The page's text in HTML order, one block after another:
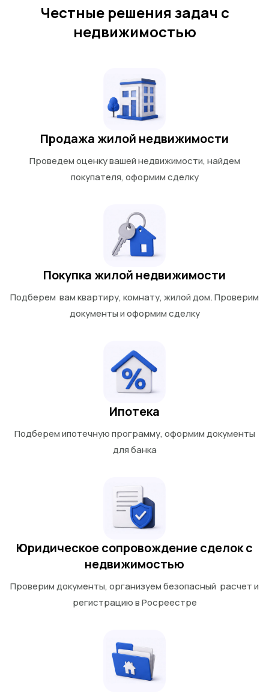
Честные решения задач с
недвижимостью
Продажа жилой недвижимости
Проведем оценку вашей недвижимости, найдем
покупателя, оформим сделку
Покупка жилой недвижимости
Подберем вам квартиру, комнату, жилой дом. Проверим
документы и оформим сделку
Ипотека
Подберем ипотечную программу, оформим документы
для банка
Юридическое сопровождение сделок с
недвижимостью
Проверим документы, организуем безопасный расчет и
регистрацию в Росреестре